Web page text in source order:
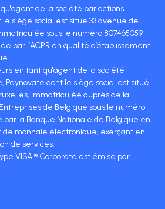
de la société par actions
siège social est situé 33 avenue de
sous le numéro 807465059
par l’ACPR en qualité d’établissement
en tant qu'agent de la société
Paynovate dont le siège social est situé
immatriculée auprès de la
de Belgique sous le numéro
par la Banque Nationale de Belgique en
monnaie électronique, exerçant en
de services.
VISA ® Corporate est émise par